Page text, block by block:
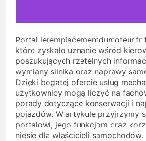
Portal leremplacementdumoteur.fr
które zyskało uznanie wśród
poszukujących rzetelnych
wymiany silnika oraz naprawy
Dzięki bogatej ofercie usług
użytkownicy mogą liczyć na
porady dotyczące konserwacji i
pojazdów. W artykule przyjrzymy
portalowi, jego funkcjom oraz
niesie dla właścicieli samochodów.